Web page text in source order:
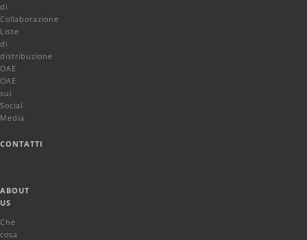
di
Collaborazione
Liste
di
distribuzione
OAE
OAE
sui
Social
Media
CONTATTI
ABOUT
US
Che
cosa